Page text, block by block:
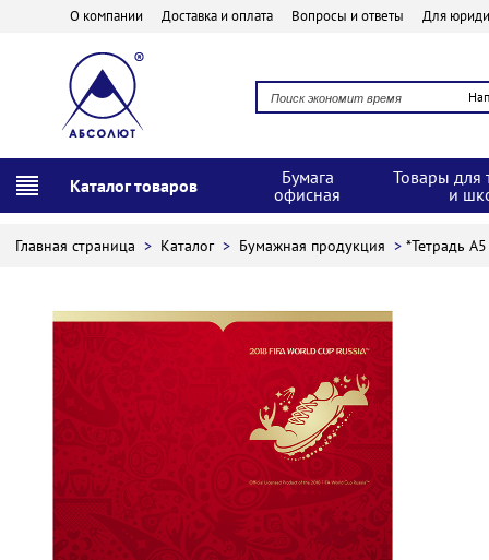
О компании Доставка и оплата Вопросы и ответы Для
Каталог товаров
Бумага
офисная
Товары для
и
Главная страница > Каталог > Бумажная продукция > *Тетрадь